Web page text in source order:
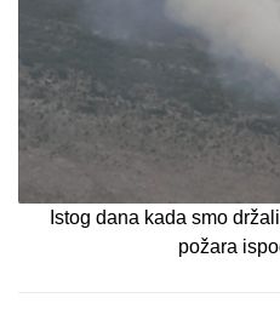
Istog dana kada smo
požara